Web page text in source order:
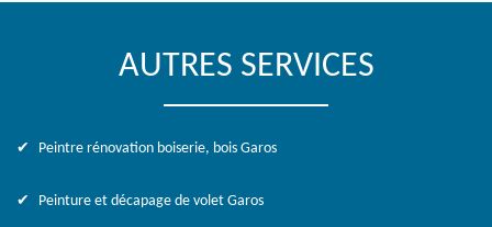
AUTRES SERVICES
Peintre rénovation boiserie, bois Garos
Peinture et décapage de volet Garos